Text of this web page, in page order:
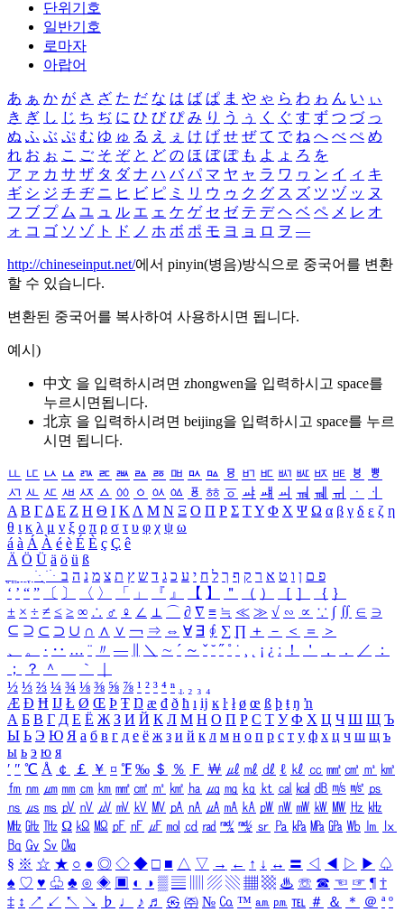
단위기호
일반기호
로마자
아랍어
あ ぁ か が さ ざ た だ な は ば ぱ ま や ゃ ら わ ゎ ん い ぃ
き ぎ し じ ち ぢ に ひ び ぴ み り う ぅ く ぐ す ず つ づ っ
ぬ ふ ぶ ぷ む ゆ ゅ る え ぇ け げ せ ぜ て で ね へ べ ぺ め
れ お ぉ こ ご そ ぞ と ど の ほ ぼ ぽ も よ ょ ろ を
ア ァ カ サ ザ タ ダ ナ ハ バ パ マ ヤ ャ ラ ワ ヮ ン イ ィ キ
ギ シ ジ チ ヂ ニ ヒ ビ ピ ミ リ ウ ゥ ク グ ス ズ ツ ヅ ッ ヌ
フ ブ プ ム ユ ュ ル エ ェ ケ ゲ セ ゼ テ デ ヘ ベ ペ メ レ オ
ォ コ ゴ ソ ゾ ト ド ノ ホ ボ ポ モ ヨ ョ ロ ヲ ―
http://chineseinput.net/에서 pinyin(병음)방식으로 중국어를 변환
할 수 있습니다.
변환된 중국어를 복사하여 사용하시면 됩니다.
예시)
中文 을 입력하시려면 zhongwen을 입력하시고 space를
누르시면됩니다.
北京 을 입력하시려면 beijing을 입력하시고 space를 누르
시면 됩니다.
ㅥ ㅦ ㅧ ㅨ ㅩ ㅪ ㅫ ㅬ ㅭ ㅮ ㅯ ㅰ ㅱ ㅲ ㅳ ㅴ ㅵ ㅶ ㅷ ㅸ
ㅹ
ㅺ ㅻ ㅼ ㅽ ㅾ ㅿ ㆀ ㆁ ㆂ ㆃ ㆄ ㆅ ㆆ ㆇ ㆈ ㆉ ㆊ ㆋ ㆌ ㆍ
ㆎ
Α Β ΓΔ Ε Ζ Η Θ Ι ΚΛ Μ Ν Ξ Ο Π Ρ Σ ΤΥ Φ Χ Ψ Ω α β γ δ ε ζ η
θ ι κ λ μ ν ξ ο π ρ σ τ υ φ χ ψ ω
á à Á À é è É È ç Ç ê
Ä Ö Ü ä ö ü ß
ִֶֹ ֻּ ׁׂ פ ם ן ו ט א ר ק ף ך ל ח י ע כ ג ד ש ץ ת צ מ נ ה ב
‘ ’ “ ” 〔 〕 〈 〉 「 」 『 』 【 】 ＂ （ ） ［ ］ ｛ ｝
± × ÷ ≠ ≤ ≥ ∞ ∴ ♂ ♀ ∠ ⊥ ⌒ ∂ ∇ ≡ ≒ ≪ ≫ √ ∽ ∝ ∵ ∫ ∬ ∈ ∋
⊆ ⊇ ⊂ ⊃ ∪ ∩ ∧ ∨ ￢ ⇒ ⇔ ∀ ∃ ∮ ∑ ∏ ＋ － ＜ ＝
＞
、
。 · ‥ … ¨ 〃 ― ＼ ∼ ´ ～ ˇ ˘ ˝ ˚ ˙ ¸ ¡ ¿ ː ！ ＇ ， ． ／
：
；
？ ＾ ｀
½ ⅓ ⅔ ¼ ¾ ⅛ ⅜ ⅝ ⅞ ¹ ² ³ ⁴ ⁿ ₁ ₂ ₃ ₄
Æ Ð Ħ Ĳ Ł Ø Œ Þ Ŧ Ŋ æ đ ð ħ ı ĳ ĸ ŀ ł ø œ ß þ ŧ ŋ ŉ
А Б В Г Д Е Ё Ж З И Й К Л М Н О П Р С Т У Ф Х Ц Ч Ш Щ Ъ
Ы Ь Э Ю Я а б в г д е ё ж з и й к л м н о п р с т у ф х ц ч ш щ ъ
ы ь э ю я
′ ″ ℃ Å ￠ ￡ ￥ ¤ ℉ ‰ ＄ ％ Ｆ ￦ ㎕ ㎖ ㎗ ℓ ㎘ ㏄ ㎣ ㎤ ㎥ ㎦
㎙ ㎚ ㎛ ㎜ ㎝ ㎞ ㎟ ㎠ ㎡ ㎢ ㏊ ㎍ ㎎ ㎏ ㏏ ㎈ ㎉ ㏈ ㎧ ㎨ ㎰
㎱ ㎲ ㎳ ㎴ ㎵ ㎶ ㎷ ㎸ ㎹ ㎀ ㎁ ㎂ ㎃ ㎄ ㎺ ㎻ ㎽ ㎾ ㎿ ㎐ ㎑
㎒ ㎓ ㎔ Ω ㏀ ㏁ ㎊ ㎋ ㎌ ㏖ ㏅ ㎭ ㎮ ㎯ ㏛ ㎩ ㎪ ㎫ ㎬ ㏝ ㏐
㏓
㏃ ㏉ ㏜ ㏆
§ ※ ☆ ★ ○ ● ◎ ◇ ◆ □ ■ △ ▽ → ← ↑ ↓ ↔ 〓 ◁ ◀ ▷ ▶ ♤
♠ ♡ ♥ ♧ ♣ ⊙ ◈ ▣ ◐ ◑ ▒ ▤ ▨ ▧ ▦ ▩ ♨ ☏ ☎ ☜ ☞ ¶ †
‡ ↕ ↗ ↙ ↖ ↘ ♭ ♩ ♪ ♬ ㉿ ㈜ № ㏇ ™ ㏂ ㏘ ℡ ＃ ＆ ＊ ＠ ª º